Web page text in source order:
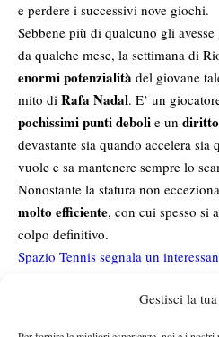
Gestisci la
e perdere i successivi nove giochi.
Sebbene più di qualcuno gli
da qualche mese, la settimana di
enormi potenzialità del giovane
mito di Rafa Nadal. E’ un
pochissimi punti deboli e un diritto
devastante sia quando accelera sia
vuole e sa mantenere sempre lo
Nonostante la statura non
molto efficiente, con cui spesso si
colpo definitivo.
Spazio Tennis segnala un
facendo la spola fra Alicante, in